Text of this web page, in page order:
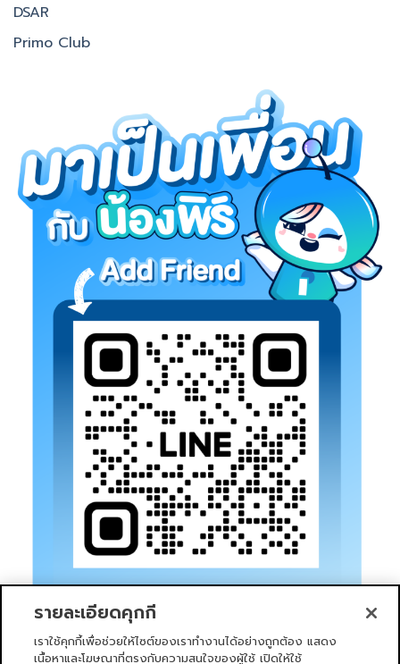
DSAR
Primo Club
รายละเอียดคุกกี้
เราใช้คุกกี้เพื่อช่วยให้ไซต์ของเราทำงานได้อย่างถูกต้อง แสดง
เนื้อหาและโฆษณาที่ตรงกับความสนใจของผู้ใช้ เปิดให้ใช้